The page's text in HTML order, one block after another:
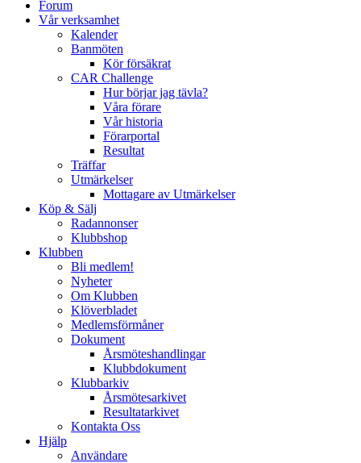
Forum
Vår verksamhet
Kalender
Banmöten
Kör försäkrat
CAR Challenge
Hur börjar jag tävla?
Våra förare
Vår historia
Förarportal
Resultat
Träffar
Utmärkelser
Mottagare av Utmärkelser
Köp & Sälj
Radannonser
Klubbshop
Klubben
Bli medlem!
Nyheter
Om Klubben
Klöverbladet
Medlemsförmåner
Dokument
Årsmöteshandlingar
Klubbdokument
Klubbarkiv
Årsmötesarkivet
Resultatarkivet
Kontakta Oss
Hjälp
Användare